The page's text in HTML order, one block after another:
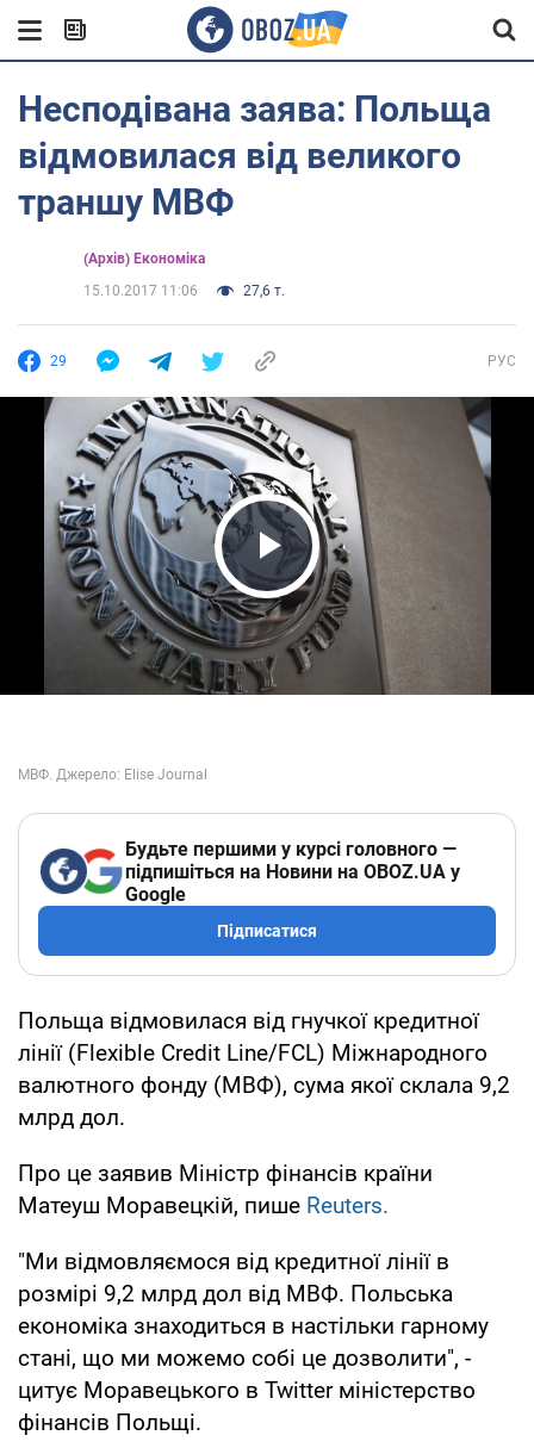
Несподівана заява: Польща
відмовилася від великого
траншу МВФ
(Архів) Економіка
15.10.2017 11:06
27,6 т.
29 РУС
Play Video
Будьте першими у курсі головного —
підпишіться на Новини на OBOZ.UA у
Google
Підписатися
Польща відмовилася від гнучкої кредитної
лінії (Flexible Credit Line/FCL) Міжнародного
валютного фонду (МВФ), сума якої склала 9,2
млрд дол.
Про це заявив Міністр фінансів країни
Матеуш Моравецкій, пише Reuters.
"Ми відмовляємося від кредитної лінії в
розмірі 9,2 млрд дол від МВФ. Польська
економіка знаходиться в настільки гарному
стані, що ми можемо собі це дозволити", -
цитує Моравецького в Twitter міністерство
фінансів Польщі.